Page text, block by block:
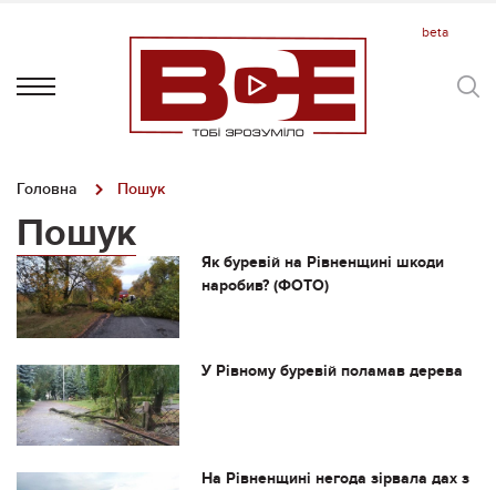
Головна Пошук
Пошук
Як буревій на Рівненщині шкоди
наробив? (ФОТО)
У Рівному буревій поламав дерева
На Рівненщині негода зірвала дах з